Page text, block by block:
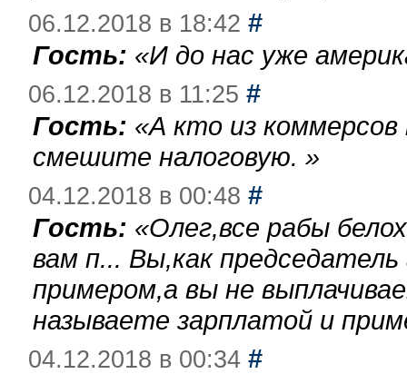
06.12.2018 в 18:42 #
Гость: «И до нас уже
06.12.2018 в 11:25 #
Гость: «А кто из
смешите налоговую. »
04.12.2018 в 00:48 #
Гость: «Олег,все рабы
вам п... Вы,как
примером,а вы не
называете зарплатой и
04.12.2018 в 00:34 #